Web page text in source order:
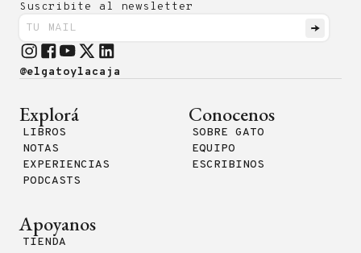
Suscribite al newsletter
@elgatoylacaja
Explorá
LIBROS
NOTAS
EXPERIENCIAS
PODCASTS
Conocenos
SOBRE GATO
EQUIPO
ESCRIBINOS
Apoyanos
TIENDA